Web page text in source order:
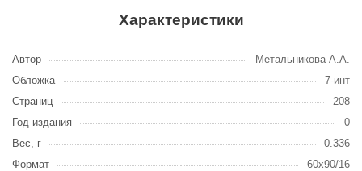
Характеристики
Автор
Метальникова А.А.
Обложка
7-инт
Страниц
208
Год издания
0
Вес, г
0.336
Формат
60x90/16